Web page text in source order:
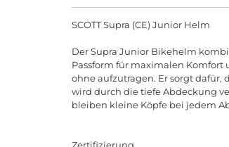
SCOTT Supra (CE) Junior Helm
Der Supra Junior Bikehelm
Passform für maximalen Komfort
ohne aufzutragen. Er sorgt dafür,
wird durch die tiefe Abdeckung
bleiben kleine Köpfe bei jedem